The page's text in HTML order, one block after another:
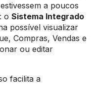
a poucos
o Sistema Integrado
possível visualizar
Compras, Vendas e
ou editar
facilita a